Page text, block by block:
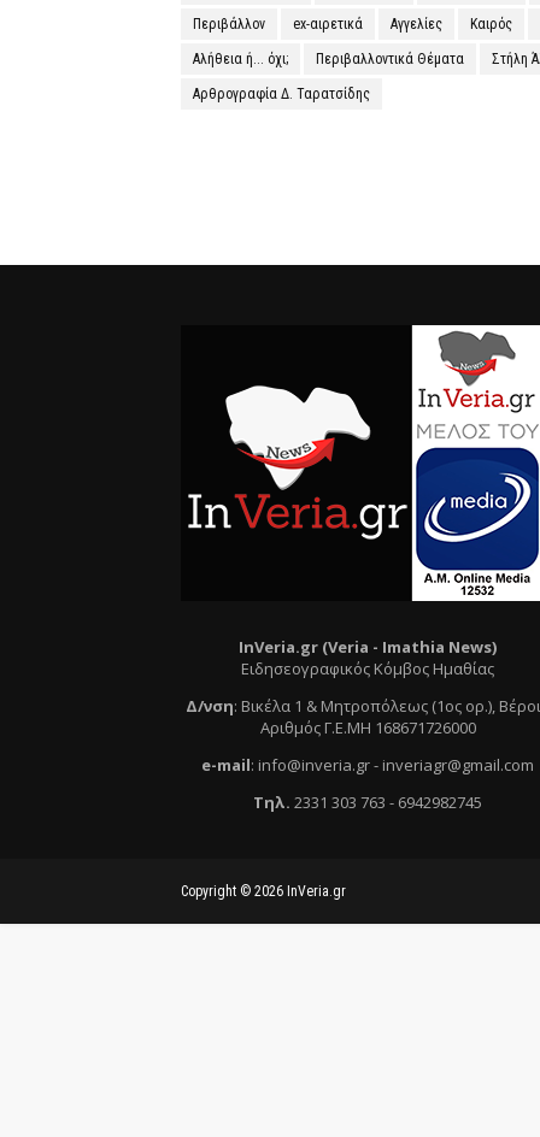
Περιβάλλον ex-αιρετικά Αγγελίες Καιρός
Αλήθεια ή... όχι; Περιβαλλοντικά Θέματα Στήλη
Αρθρογραφία Δ. Ταρατσίδης
InVeria.gr (Veria - Ιmathia News)
Ειδησεογραφικός Κόμβος Ημαθίας
Δ/νση: Βικέλα 1 & Μητροπόλεως (1ος ορ.),
Αριθμός Γ.Ε.ΜΗ 168671726000
e-mail: info@inveria.gr- inveriagr@gmail.com
Τηλ. 2331 303 763 - 6942982745
Copyright © 2026 InVeria.gr